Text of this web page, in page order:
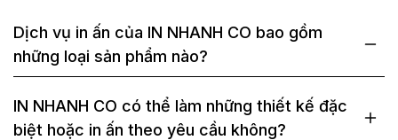
Dịch vụ in ấn của IN NHANH CO bao gồm
những loại sản phẩm nào?
IN NHANH CO có thể làm những thiết kế đặc
biệt hoặc in ấn theo yêu cầu không?